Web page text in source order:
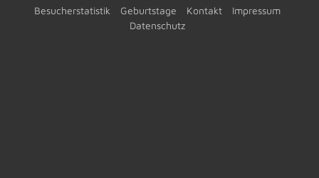
Besucherstatistik Geburtstage Kontakt
Impressum
Datenschutz